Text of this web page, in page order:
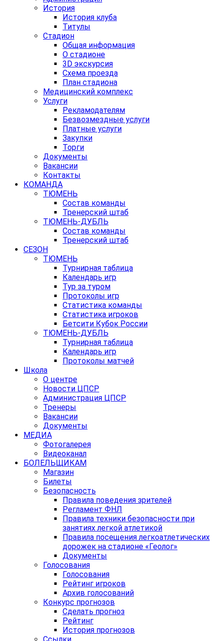
История
История клуба
Титулы
Стадион
Общая информация
О стадионе
3D экскурсия
Схема проезда
План стадиона
Медицинский комплекс
Услуги
Рекламодателям
Безвозмездные услуги
Платные услуги
Закупки
Торги
Документы
Вакансии
Контакты
КОМАНДА
ТЮМЕНЬ
Состав команды
Тренерский штаб
ТЮМЕНЬ-ДУБЛЬ
Состав команды
Тренерский штаб
СЕЗОН
ТЮМЕНЬ
Турнирная таблица
Календарь игр
Тур за туром
Протоколы игр
Статистика команды
Статистика игроков
Бетсити Кубок России
ТЮМЕНЬ-ДУБЛЬ
Турнирная таблица
Календарь игр
Протоколы матчей
Школа
О центре
Новости ЦПСР
Администрация ЦПСР
Тренеры
Вакансии
Документы
МЕДИА
Фотогалерея
Видеоканал
БОЛЕЛЬЩИКАМ
Магазин
Билеты
Безопасность
Правила поведения зрителей
Регламент ФНЛ
Правила техники безопасности при
занятиях легкой атлетикой
Правила посещения легкоатлетических
дорожек на стадионе «Геолог»
Документы
Голосования
Голосования
Рейтинг игроков
Архив голосований
Конкурс прогнозов
Сделать прогноз
Рейтинг
История прогнозов